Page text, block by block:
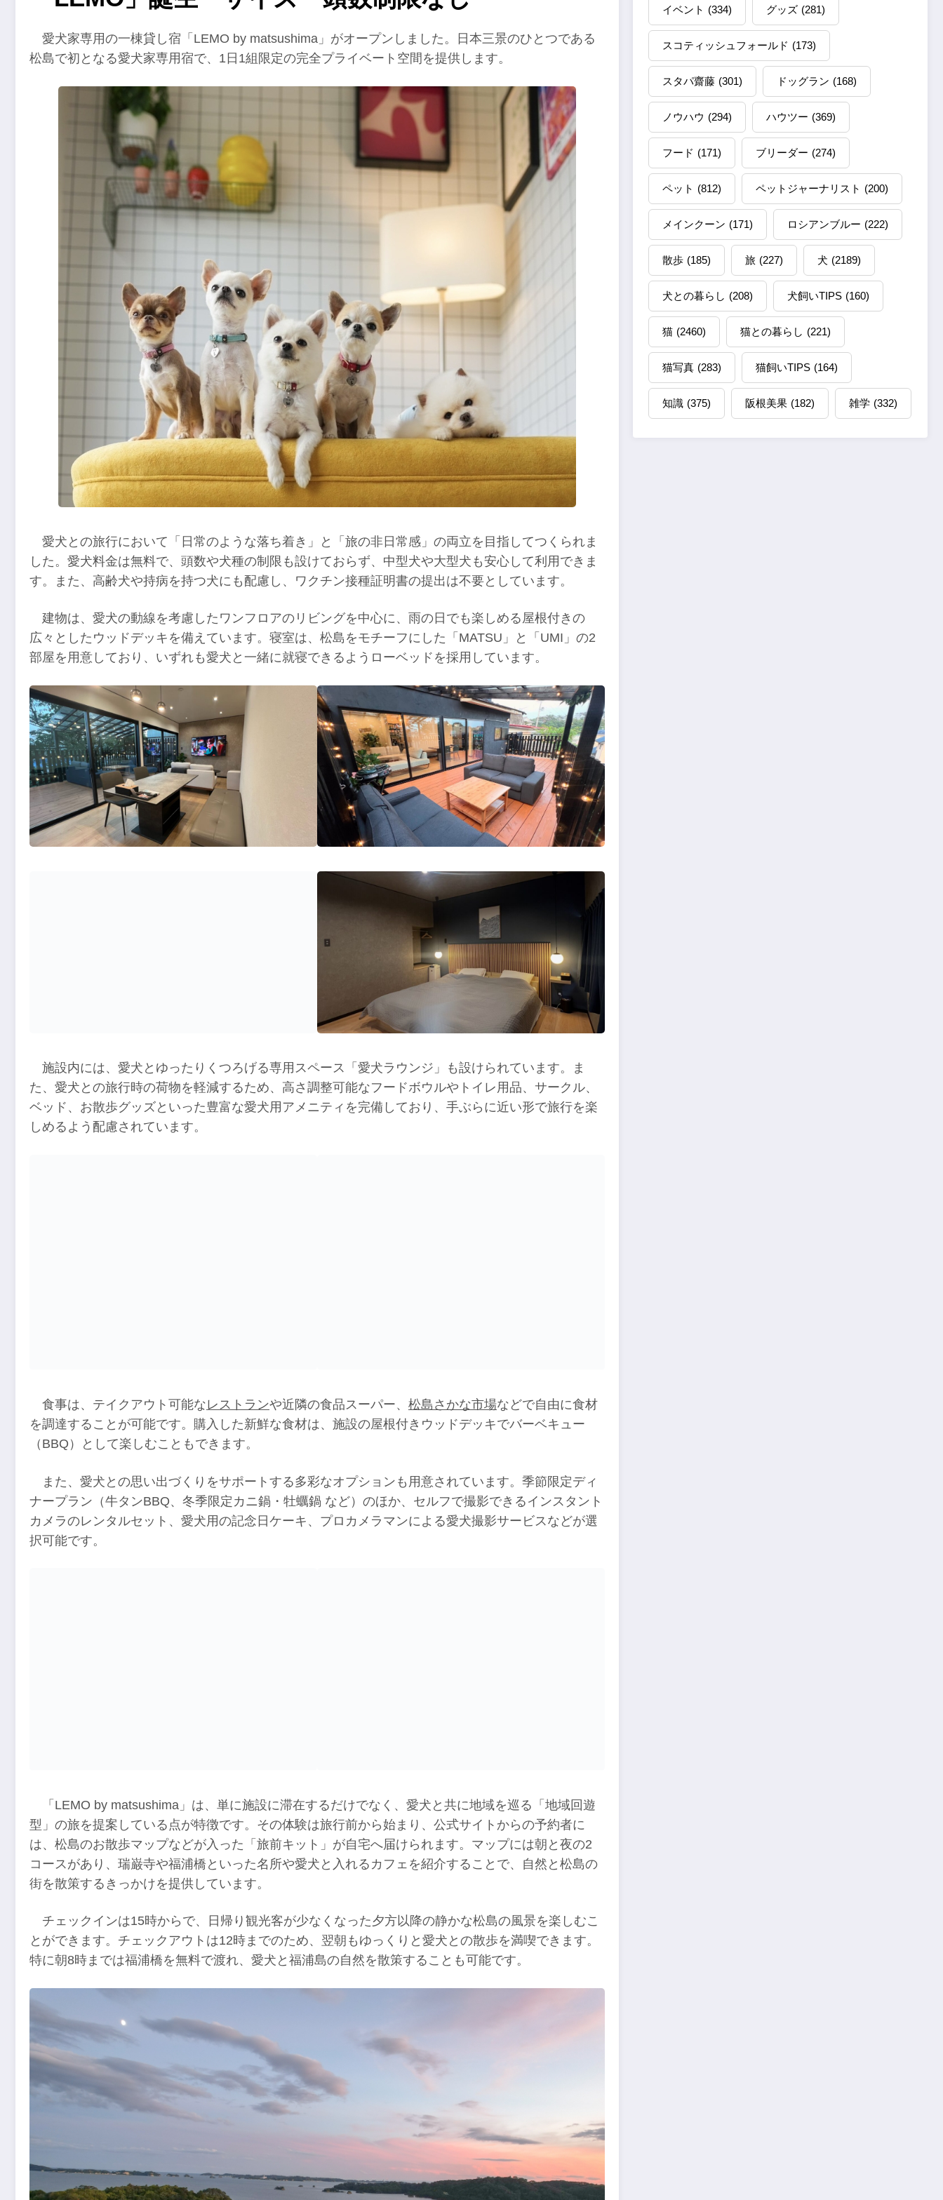
愛犬家専用の一棟貸し宿「LEMO by matsushima」がオープンしました。日本三景のひとつである
松島で初となる愛犬家専用宿で、1日1組限定の完全プライベート空間を提供します。
愛犬との旅行において「日常のような落ち着き」と「旅の非日常感」の両立を目指してつくられま
した。愛犬料金は無料で、頭数や犬種の制限も設けておらず、中型犬や大型犬も安心して利用できま
す。また、高齢犬や持病を持つ犬にも配慮し、ワクチン接種証明書の提出は不要としています。
建物は、愛犬の動線を考慮したワンフロアのリビングを中心に、雨の日でも楽しめる屋根付きの
広々としたウッドデッキを備えています。寝室は、松島をモチーフにした「MATSU」と「UMI」の2
部屋を用意しており、いずれも愛犬と一緒に就寝できるようローベッドを採用しています。
施設内には、愛犬とゆったりくつろげる専用スペース「愛犬ラウンジ」も設けられています。ま
た、愛犬との旅行時の荷物を軽減するため、高さ調整可能なフードボウルやトイレ用品、サークル、
ベッド、お散歩グッズといった豊富な愛犬用アメニティを完備しており、手ぶらに近い形で旅行を楽
しめるよう配慮されています。
食事は、テイクアウト可能なレストランや近隣の食品スーパー、 松島さかな市場などで自由に食材
を調達することが可能です。購入した新鮮な食材は、施設の屋根付きウッドデッキでバーベキュー
（BBQ）として楽しむこともできます。
また、愛犬との思い出づくりをサポートする多彩なオプションも用意されています。季節限定ディ
ナープラン（牛タンBBQ、冬季限定カニ鍋・牡蠣鍋 など）のほか、セルフで撮影できるインスタント
カメラのレンタルセット、愛犬用の記念日ケーキ、プロカメラマンによる愛犬撮影サービスなどが選
択可能です。
「LEMO by matsushima」は、単に施設に滞在するだけでなく、愛犬と共に地域を巡る「地域回遊
型」の旅を提案している点が特徴です。その体験は旅行前から始まり、公式サイトからの予約者に
は、松島のお散歩マップなどが入った「旅前キット」が自宅へ届けられます。マップには朝と夜の2
コースがあり、瑞巌寺や福浦橋といった名所や愛犬と入れるカフェを紹介することで、自然と松島の
街を散策するきっかけを提供しています。
チェックインは15時からで、日帰り観光客が少なくなった夕方以降の静かな松島の風景を楽しむこ
とができます。チェックアウトは12時までのため、翌朝もゆっくりと愛犬との散歩を満喫できます。
特に朝8時までは福浦橋を無料で渡れ、愛犬と福浦島の自然を散策することも可能です。
イベント (334) グッズ (281)
スコティッシュフォールド (173)
スタパ齋藤 (301) ドッグラン (168)
ノウハウ (294) ハウツー (369)
フード (171) ブリーダー (274)
ペット (812) ペットジャーナリスト (200)
メインクーン (171) ロシアンブルー (222)
散歩 (185) 旅 (227) 犬 (2189)
犬との暮らし (208) 犬飼いTIPS (160)
猫 (2460) 猫との暮らし (221)
猫写真 (283) 猫飼いTIPS (164)
知識 (375) 阪根美果 (182) 雑学 (332)